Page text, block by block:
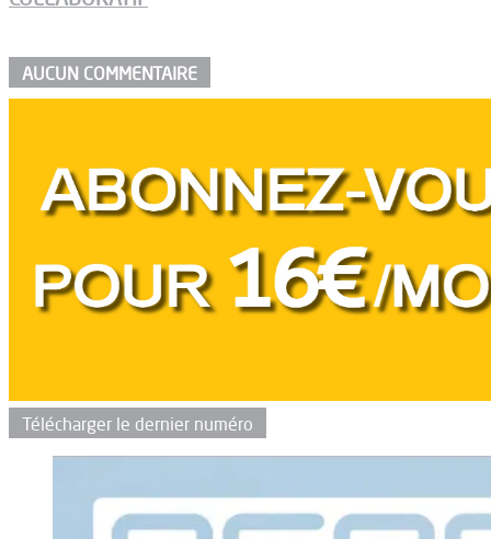
AUCUN COMMENTAIRE
Télécharger le dernier numéro